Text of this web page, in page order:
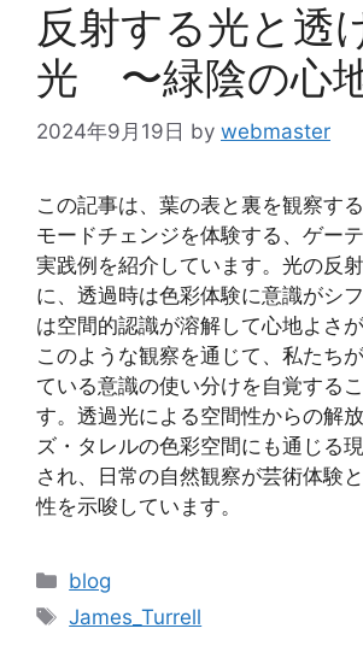
反射する光と透
光 〜緑陰の心
2024年9月19日 by webmaster
この記事は、葉の表と裏を観察す
モードチェンジを体験する、ゲー
実践例を紹介しています。光の反
に、透過時は色彩体験に意識がシ
は空間的認識が溶解して心地よさが
このような観察を通じて、私たち
ている意識の使い分けを自覚する
す。透過光による空間性からの解
ズ・タレルの色彩空間にも通じる
され、日常の自然観察が芸術体験
性を示唆しています。
カ
テ
blog
タ
James_Turrell